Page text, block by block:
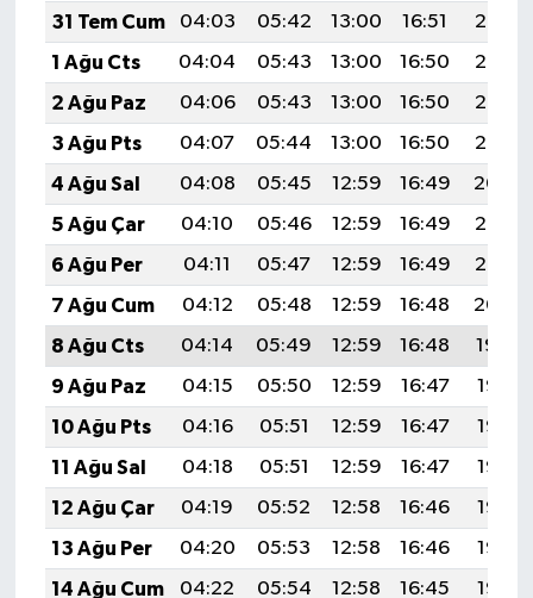
31 Tem Cum
04:03 05:42 13:00 16:51
20:08
1 Ağu Cts
04:04 05:43 13:00 16:50
20:07
2 Ağu Paz
04:06 05:43 13:00 16:50
20:06
3 Ağu Pts
04:07 05:44 13:00 16:50
20:05
4 Ağu Sal
04:08 05:45 12:59 16:49
20:04
5 Ağu Çar
04:10 05:46 12:59 16:49
20:03
6 Ağu Per
04:11 05:47 12:59 16:49
20:02
7 Ağu Cum
04:12 05:48 12:59 16:48
20:00
8 Ağu Cts
04:14 05:49 12:59 16:48
19:59
9 Ağu Paz
04:15 05:50 12:59 16:47
19:58
10 Ağu Pts
04:16 05:51 12:59 16:47
19:57
11 Ağu Sal
04:18 05:51 12:59 16:47
19:56
12 Ağu Çar
04:19 05:52 12:58 16:46
19:55
13 Ağu Per
04:20 05:53 12:58 16:46
19:53
14 Ağu Cum
04:22 05:54 12:58 16:45
19:52